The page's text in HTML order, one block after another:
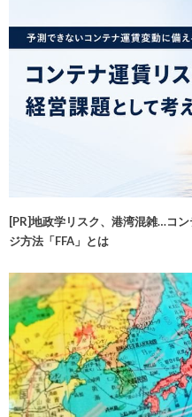
[PR]地政学リスク、港湾混雑…コ
ジ方法「FFA」とは